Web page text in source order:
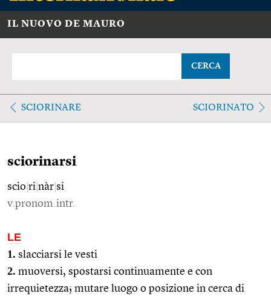
IL NUOVO DE MAURO
CERCA
SCIORINARE SCIORINATO
sciorinarsi
scio ri nàr si
v.pronom.intr.
LE
1. slacciarsi le vesti
2. muoversi, spostarsi continuamente e con
irrequietezza; mutare luogo o posizione in cerca di